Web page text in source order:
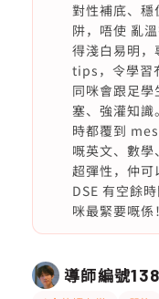
對性補底、穩
阱，唔使 亂
得淺白易明，
tips，令學習
同咪會跟足
塞、強灌知
時都覆到
嘅英文、數
超彈性，仲
DSE 有空餘
咪最緊要嘅
導師編號